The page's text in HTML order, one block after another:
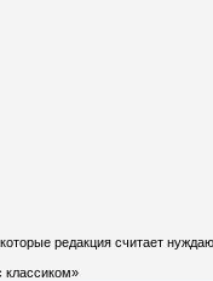
редакция считает
классиком»